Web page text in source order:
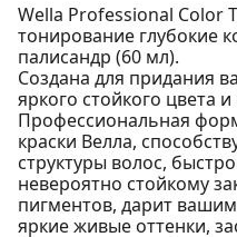
Wella Professional Color
тонирование глубокие
палисандр (60 мл).
Создана для придания
яркого стойкого цвета
Профессиональная
краски Велла,
структуры волос,
невероятно стойкому
пигментов, дарит
яркие живые оттенки,